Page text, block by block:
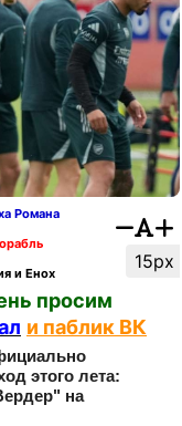
15px
Романа
и Енох
просим
и паблик ВК
этого лета:
на